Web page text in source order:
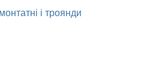
і троянди